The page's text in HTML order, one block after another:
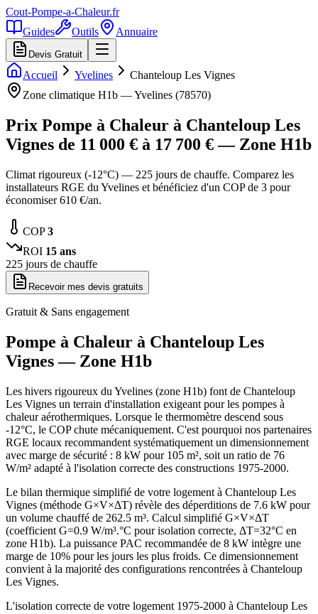
Cout-Pompe-a-Chaleur.fr
Guides
Outils Annuaire
Devis Gratuit
Accueil Yvelines
Chanteloup Les Vignes
Zone climatique H1b —Yvelines (78570)
Prix Pompe à Chaleur à Chanteloup Les
Vignes de 11 000 € à 17 700 € — Zone H1b
Climat rigoureux (-12°C) — 225 jours de chauffe. Comparez les
installateurs RGE du Yvelines et bénéficiez d'un COP de 3 pour
économiser 610 €/an.
COP3
ROI 15 ans
225 jours de chauffe
Recevoir mes devis gratuits
Gratuit & Sans engagement
Pompe à Chaleur à Chanteloup Les
Vignes— Zone H1b
Les hivers rigoureux du Yvelines (zone H1b) font de Chanteloup
Les Vignes un terrain d'installation exigeant pour les pompes à
chaleur aérothermiques. Lorsque le thermomètre descend sous
-12°C, le COP chute mécaniquement. C'est pourquoi nos partenaires
RGE locaux recommandent systématiquement un dimensionnement
avec marge de sécurité : 8 kW pour 105 m², soit un ratio de 76
W/m² adapté à l'isolation correcte des constructions 1975-2000.
Le bilan thermique simplifié de votre logement à Chanteloup Les
Vignes (méthode G×V×ΔT) révèle des déperditions de 7.6 kW pour
un volume chauffé de 262.5 m³. Calcul simplifié G×V×ΔT
(coefficient G=0.9 W/m³.°C pour isolation correcte, ΔT=32°C en
zone H1b). La puissance PAC recommandée de 8 kW intègre une
marge de 10% pour les jours les plus froids. Ce dimensionnement
convient à la majorité des configurations rencontrées à Chanteloup
Les Vignes.
L'isolation correcte de votre logement 1975-2000 à Chanteloup Les